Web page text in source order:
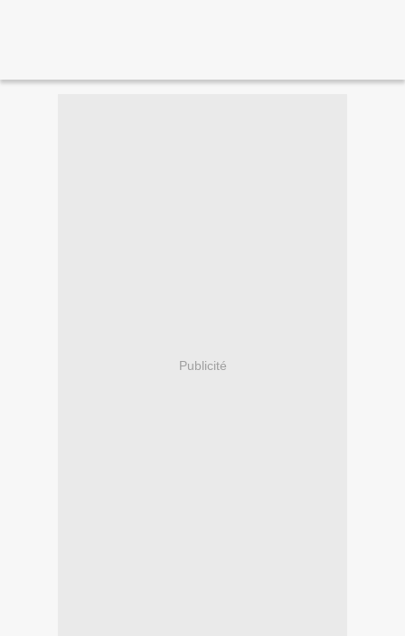
Publicité